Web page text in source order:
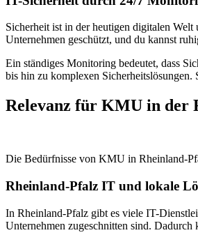
Sicherheit ist in der heutigen digitalen
Unternehmen geschützt, und du kannst
Ein ständiges Monitoring bedeutet, dass
bis hin zu komplexen Sicherheitslösungen.
Relevanz für KMU in der
Die Bedürfnisse von KMU in Rheinland-
Rheinland-Pfalz IT und lokale
In Rheinland-Pfalz gibt es viele IT-
Unternehmen zugeschnitten sind.